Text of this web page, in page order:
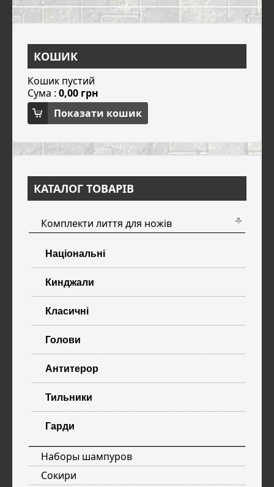
КОШИК
Кошик пустий
Сума : 0,00 грн
Показати кошик
КАТАЛОГ ТОВАРІВ
Комплекти лиття для ножів
Національні
Кинджали
Класичні
Голови
Антитерор
Тильники
Гарди
Наборы шампуров
Сокири